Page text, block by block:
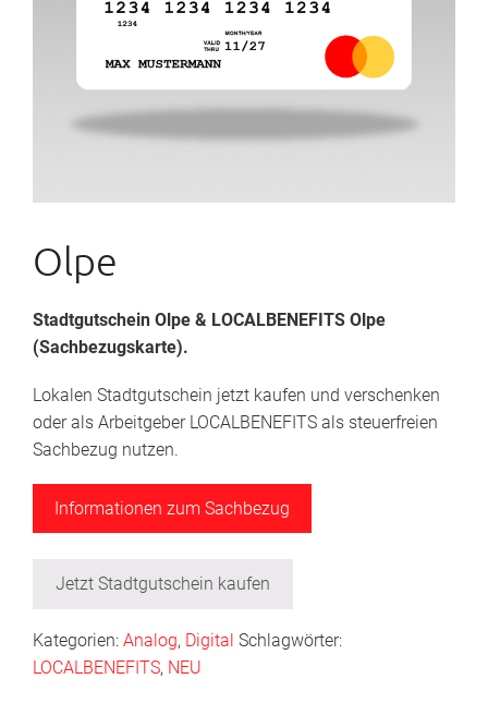
Olpe
Stadtgutschein Olpe & LOCALBENEFITS Olpe
(Sachbezugskarte).
Lokalen Stadtgutschein jetzt kaufen und verschenken
oder als Arbeitgeber LOCALBENEFITS als steuerfreien
Sachbezug nutzen.
Informationen zum Sachbezug
Jetzt Stadtgutschein kaufen
Kategorien: Analog, Digital Schlagwörter:
LOCALBENEFITS, NEU